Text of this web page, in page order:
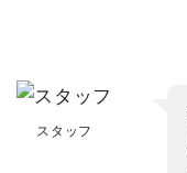
スタッフ